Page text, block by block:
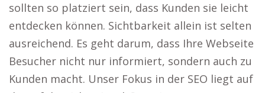
sollten so platziert sein, dass Kunden sie leicht
entdecken können. Sichtbarkeit allein ist selten
ausreichend. Es geht darum, dass Ihre Webseite
Besucher nicht nur informiert, sondern auch zu
Kunden macht. Unser Fokus in der SEO liegt auf